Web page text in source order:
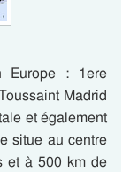
Europe : 1ere
Madrid
et également
situe au centre
et à 500 km de